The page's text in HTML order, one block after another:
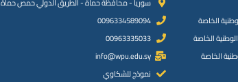
الخاصة
الخاصة
الخاصة
0096334589094
00963335033
info@wpu.edu.sy
نموذج للشكاوي